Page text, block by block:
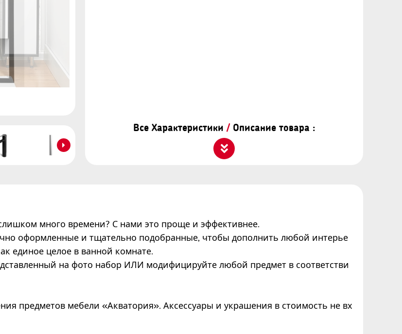
Все Характеристики /Описание товара :
много времени? С нами это проще и эффективнее.
оформленные и тщательно подобранные, чтобы дополнить любой интерье
единое целое в ванной комнате.
на фото набор ИЛИ модифицируйте любой предмет в соответстви
предметов мебели «Акватория». Аксессуары и украшения в стоимость не вх